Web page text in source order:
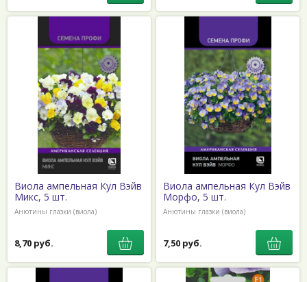
Виола ампельная Кул Вэйв
Микс, 5 шт.
Анютины глазки (виола)
8,70 руб.
Виола ампельная Кул Вэйв
Морфо, 5 шт.
Анютины глазки (виола)
7,50 руб.